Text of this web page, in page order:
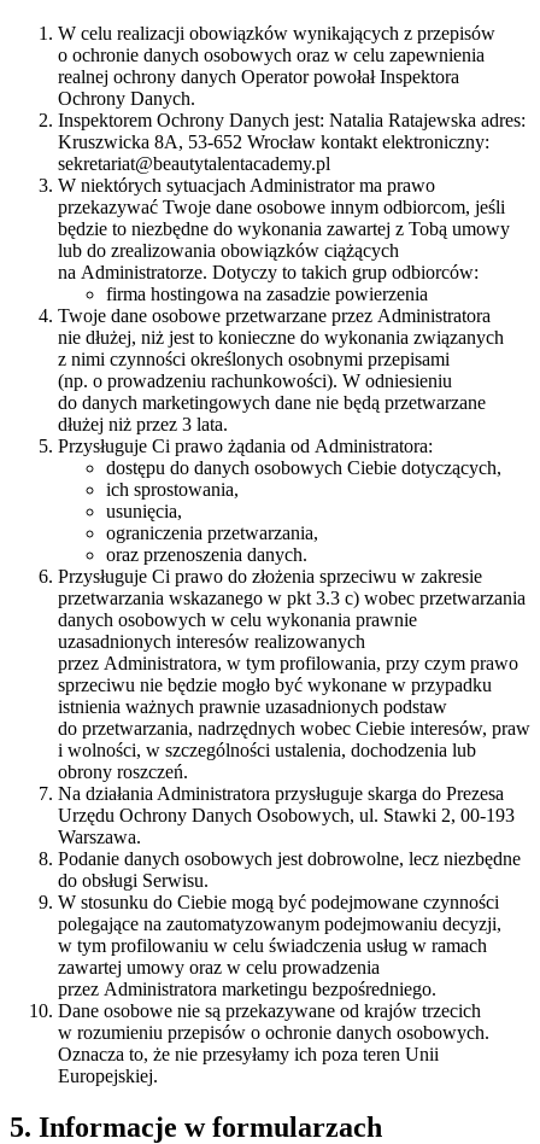
W celu realizacji obowiązków wynikających z przepisów
o ochronie danych osobowych oraz w celu zapewnienia
realnej ochrony danych Operator powołał Inspektora
Ochrony Danych.
Inspektorem Ochrony Danych jest: Natalia Ratajewska adres:
Kruszwicka 8A, 53-652 Wrocław kontakt elektroniczny:
sekretariat@beautytalentacademy.pl
W niektórych sytuacjach Administrator ma prawo
przekazywać Twoje dane osobowe innym odbiorcom, jeśli
będzie to niezbędne do wykonania zawartej z Tobą umowy
lub do zrealizowania obowiązków ciążących
na Administratorze. Dotyczy to takich grup odbiorców:
firma hostingowa na zasadzie powierzenia
Twoje dane osobowe przetwarzane przez Administratora
nie dłużej, niż jest to konieczne do wykonania związanych
z nimi czynności określonych osobnymi przepisami
(np. o prowadzeniu rachunkowości). W odniesieniu
do danych marketingowych dane nie będą przetwarzane
dłużej niż przez 3 lata.
Przysługuje Ci prawo żądania od Administratora:
dostępu do danych osobowych Ciebie dotyczących,
ich sprostowania,
usunięcia,
ograniczenia przetwarzania,
oraz przenoszenia danych.
Przysługuje Ci prawo do złożenia sprzeciwu w zakresie
przetwarzania wskazanego w pkt 3.3 c) wobec przetwarzania
danych osobowych w celu wykonania prawnie
uzasadnionych interesów realizowanych
przez Administratora, w tym profilowania, przy czym prawo
sprzeciwu nie będzie mogło być wykonane w przypadku
istnienia ważnych prawnie uzasadnionych podstaw
do przetwarzania, nadrzędnych wobec Ciebie interesów, praw
i wolności, w szczególności ustalenia, dochodzenia lub
obrony roszczeń.
Na działania Administratora przysługuje skarga do Prezesa
Urzędu Ochrony Danych Osobowych, ul. Stawki 2, 00-193
Warszawa.
Podanie danych osobowych jest dobrowolne, lecz niezbędne
do obsługi Serwisu.
W stosunku do Ciebie mogą być podejmowane czynności
polegające na zautomatyzowanym podejmowaniu decyzji,
w tym profilowaniu w celu świadczenia usług w ramach
zawartej umowy oraz w celu prowadzenia
przez Administratora marketingu bezpośredniego.
Dane osobowe nie są przekazywane od krajów trzecich
w rozumieniu przepisów o ochronie danych osobowych.
Oznacza to, że nie przesyłamy ich poza teren Unii
Europejskiej.
5. Informacje w formularzach